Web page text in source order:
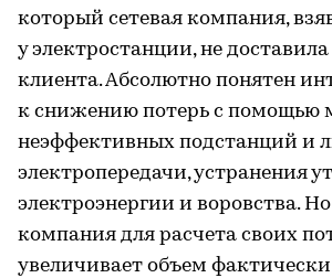
который сетевая компания,
у электростанции, не
клиента. Абсолютно понятен
к снижению потерь с помощью
неэффективных подстанций и
электропередачи, устранения
электроэнергии и воровства.
компания для расчета своих
увеличивает объем